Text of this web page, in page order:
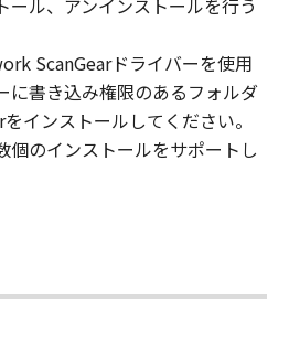
ップデート
子会社、関係会社、それ
び販売店、並びにキヤノン
お客様による「本ソフトウ
すること、および「本ソフ
アップデート、バグの修正
うことについて、いかな
」は、『現状のまま』の
ール、アンインストールを行う
ScanGearドライバーを使用
に書き込み権限のあるフォルダ
インストールしてください。
個のインストールをサポートし